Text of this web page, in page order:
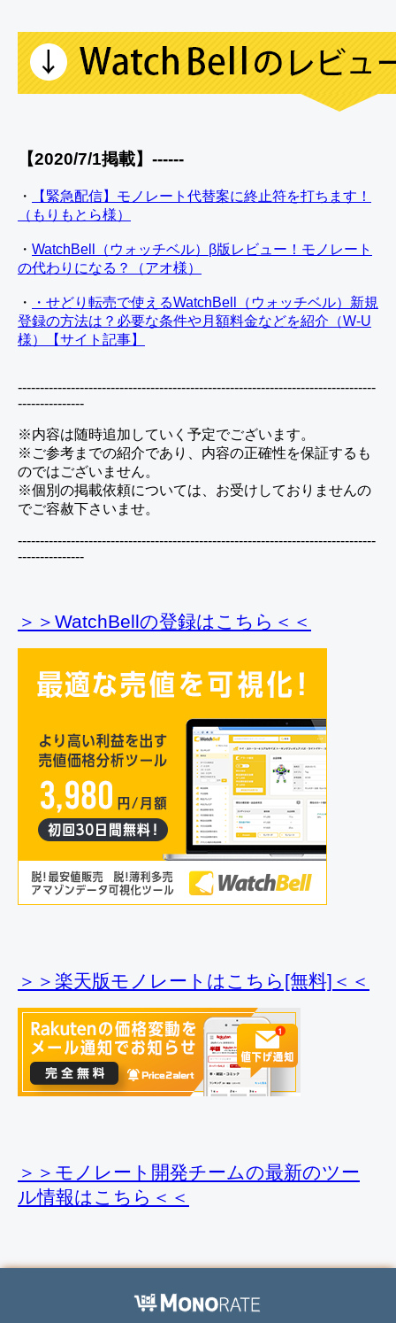
【2020/7/1掲載】------
・
【緊急配信】モノレート代替案に終止符を打ちます！
（もりもとら様）
・ WatchBell（ウォッチベル）β版レビュー！モノレート
の代わりになる？（アオ様）
・
・せどり転売で使えるWatchBell（ウォッチベル）新規
登録の方法は？必要な条件や月額料金などを紹介（W-U
様）【サイト記事】
---------------------------------------------------------------------------------
---------------
※内容は随時追加していく予定でございます。
※ご参考までの紹介であり、内容の正確性を保証するも
のではございません。
※個別の掲載依頼については、お受けしておりませんの
でご容赦下さいませ。
---------------------------------------------------------------------------------
---------------
＞＞WatchBellの登録はこちら＜＜
＞＞楽天版モノレートはこちら[無料]＜＜
＞＞モノレート開発チームの最新のツー
ル情報はこちら＜＜